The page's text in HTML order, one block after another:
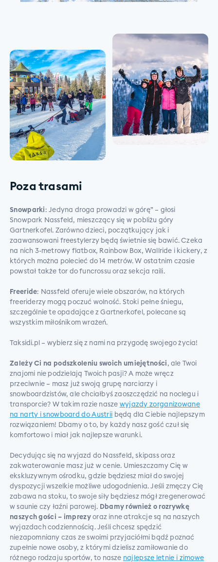
Poza trasami
Snowparki: Jedyna droga prowadzi w górę” – głosi
Snowpark Nassfeld, mieszczący się w pobliżu góry
Gartnerkofel. Zarówno dzieci, początkujący jak i
zaawansowani freestylerzy będą świetnie się bawić. Czeka
na nich 3-metrowy flatbox, Rainbow Box, Wallride i kickery, z
których można polecieć do 14 metrów. W ostatnim czasie
powstał także tor do funcrossu oraz sekcja raili.
Freeride: Nassfeld oferuje wiele obszarów, na których
freeriderzy mogą poczuć wolność. Stoki pełne śniegu,
szczególnie te opadające z Gartnerkofel, polecane są
wszystkim miłośnikom wrażeń.
Taksidi.pl – wybierz się z nami na przygodę swojego życia!
Zależy Ci na podszkoleniu swoich umiejętności , ale Twoi
znajomi nie podzielają Twoich pasji? A może wręcz
przeciwnie – masz już swoją grupę narciarzy i
snowboardzistów, ale chciałbyś zaoszczędzić na noclegu i
transporcie? W takim razie nasze wyjazdy zorganizowane
na narty i snowboard do Austrii będą dla Ciebie najlepszym
rozwiązaniem! Dbamy o to, by każdy nasz gość czuł się
komfortowo i miał jak najlepsze warunki.
Decydując się na wyjazd do Nassfeld, skipass oraz
zakwaterowanie masz już w cenie. Umieszczamy Cię w
ekskluzywnym ośrodku, gdzie będziesz miał do swojej
dyspozycji wszelkie możliwe udogodnienia. Jeśli zmęczy Cię
zabawa na stoku, to swoje siły będziesz mógł zregenerować
w saunie czy łaźni parowej. Dbamy również o rozrywkę
naszych gości – imprezyoraz inne atrakcje są na naszych
wyjazdach codziennością. Jeśli chcesz spędzić
niezapomniany czas ze swoimi przyjaciółmi bądź poznać
zupełnie nowe osoby, z którymi dzielisz zamiłowanie do
różnego rodzaju sportów, to nasze najlepsze letnie i zimowe